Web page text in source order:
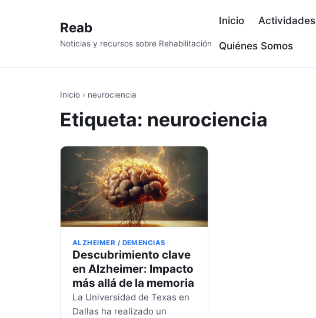
Reab
Noticias y recursos sobre Rehabilitación
Inicio Actividades
Quiénes Somos
Inicio › neurociencia
Etiqueta: neurociencia
ALZHEIMER / DEMENCIAS
Descubrimiento clave
en Alzheimer: Impacto
más allá de la memoria
La Universidad de Texas en
Dallas ha realizado un